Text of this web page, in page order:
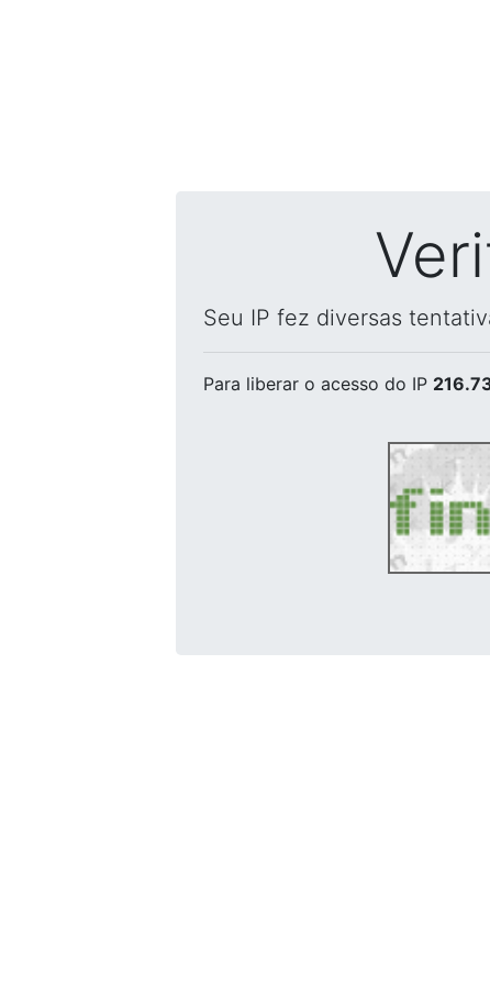
Seu IP fez diversas
Para liberar o acesso do IP